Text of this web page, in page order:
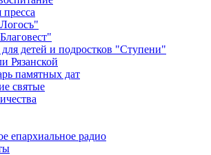
детей и подростков "Ступени"
Рязанской
памятных дат
святые
епархиальное радио